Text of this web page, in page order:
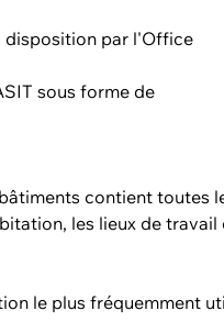
disposition par l'Office
sous forme de
contient toutes
les lieux de
le plus fréquemment